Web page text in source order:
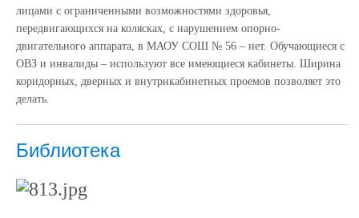
лицами с ограниченными возможностями здоровья,
передвигающихся на колясках, с нарушением опорно-
двигательного аппарата, в МАОУ CОШ № 56 – нет. Обучающиеся с
ОВЗ и инвалиды – используют все имеющиеся кабинеты. Ширина
коридорных, дверных и внутрикабинетных проемов позволяет это
делать.
Библиотека